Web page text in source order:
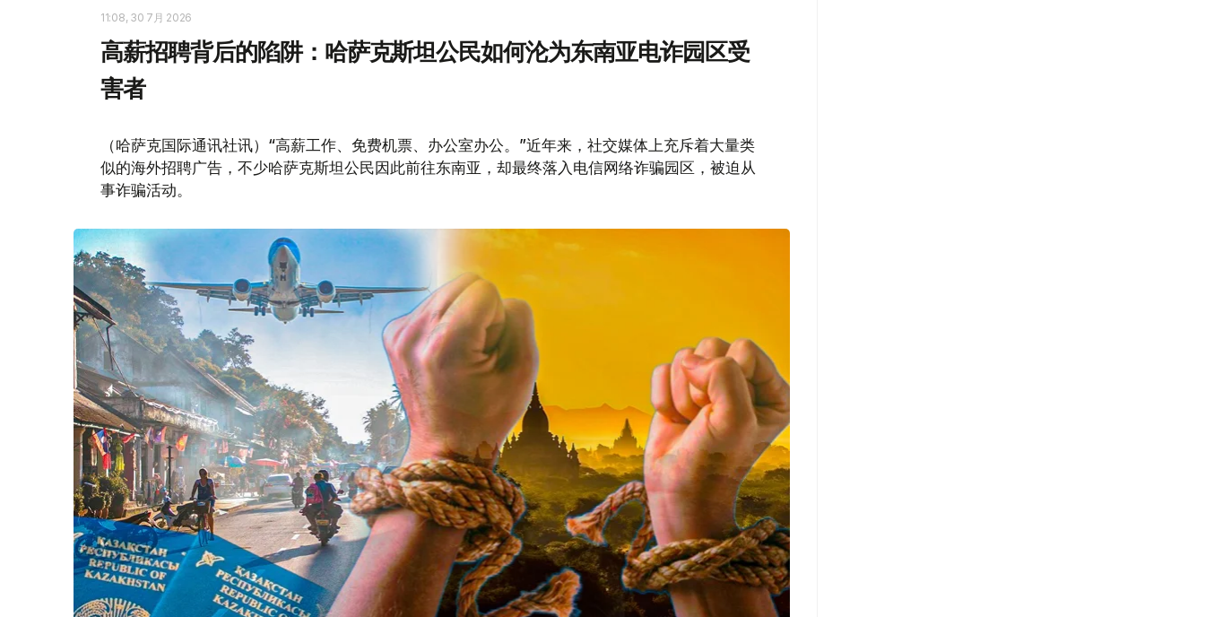
11:08, 30 7月 2026
高薪招聘背后的陷阱：哈萨克斯坦公民如何沦为东南亚电诈园区受
害者
（哈萨克国际通讯社讯）“高薪工作、免费机票、办公室办公。”近年来，社交媒体上充斥着大量类
似的海外招聘广告，不少哈萨克斯坦公民因此前往东南亚，却最终落入电信网络诈骗园区，被迫从
事诈骗活动。